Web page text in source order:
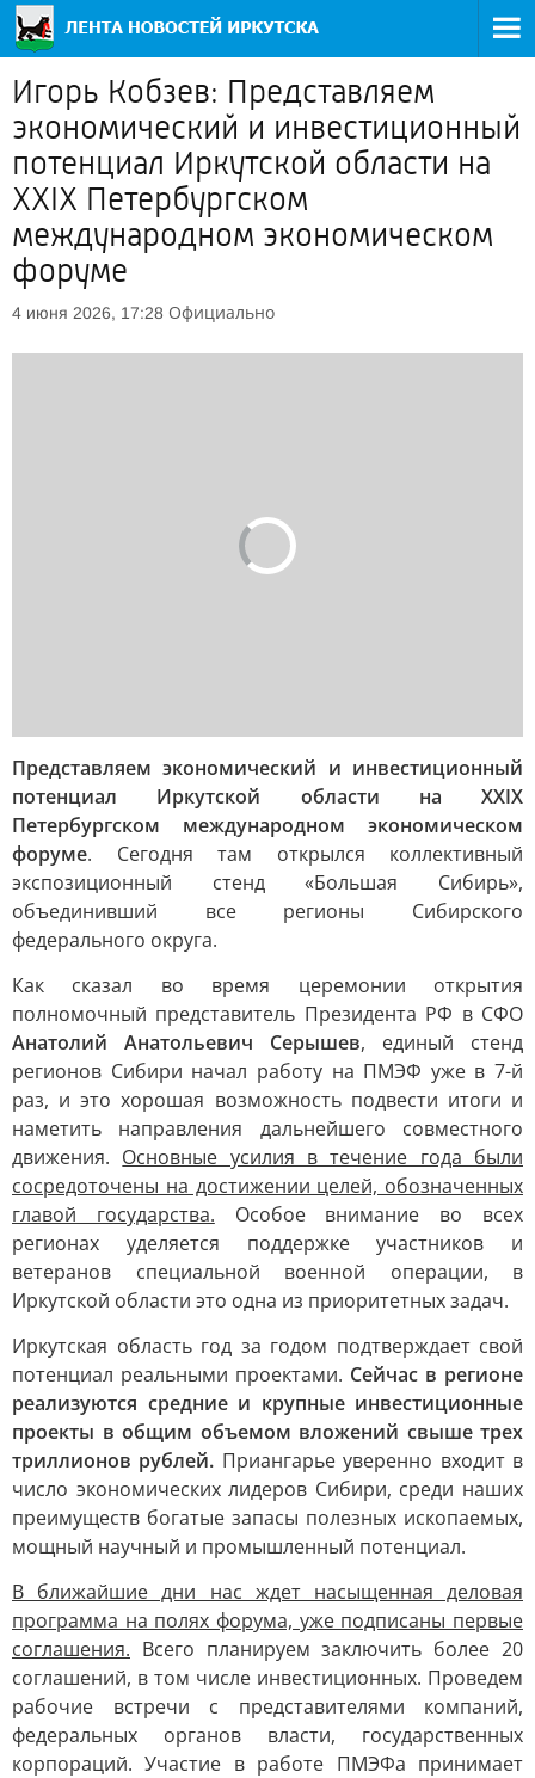
Игорь Кобзев: Представляем
экономический и инвестиционный
потенциал Иркутской области на
XXIX Петербургском
международном экономическом
форуме
4 июня 2026, 17:28 Официально
Представляем экономический и инвестиционный
потенциал Иркутской области на XXIX
Петербургском международном экономическом
форуме. Сегодня там открылся коллективный
экспозиционный стенд «Большая Сибирь»,
объединивший все регионы Сибирского
федерального округа.
Как сказал во время церемонии открытия
полномочный представитель Президента РФ в СФО
Анатолий Анатольевич Серышев, единый стенд
регионов Сибири начал работу на ПМЭФ уже в 7-й
раз, и это хорошая возможность подвести итоги и
наметить направления дальнейшего совместного
движения. Основные усилия в течение года были
сосредоточены на достижении целей, обозначенных
главой государства. Особое внимание во всех
регионах уделяется поддержке участников и
ветеранов специальной военной операции, в
Иркутской области это одна из приоритетных задач.
Иркутская область год за годом подтверждает свой
потенциал реальными проектами. Сейчас в регионе
реализуются средние и крупные инвестиционные
проекты в общим объемом вложений свыше трех
триллионов рублей. Приангарье уверенно входит в
число экономических лидеров Сибири, среди наших
преимуществ богатые запасы полезных ископаемых,
мощный научный и промышленный потенциал.
В ближайшие дни нас ждет насыщенная деловая
программа на полях форума, уже подписаны первые
соглашения. Всего планируем заключить более 20
соглашений, в том числе инвестиционных. Проведем
рабочие встречи с представителями компаний,
федеральных органов власти, государственных
корпораций. Участие в работе ПМЭФа принимает